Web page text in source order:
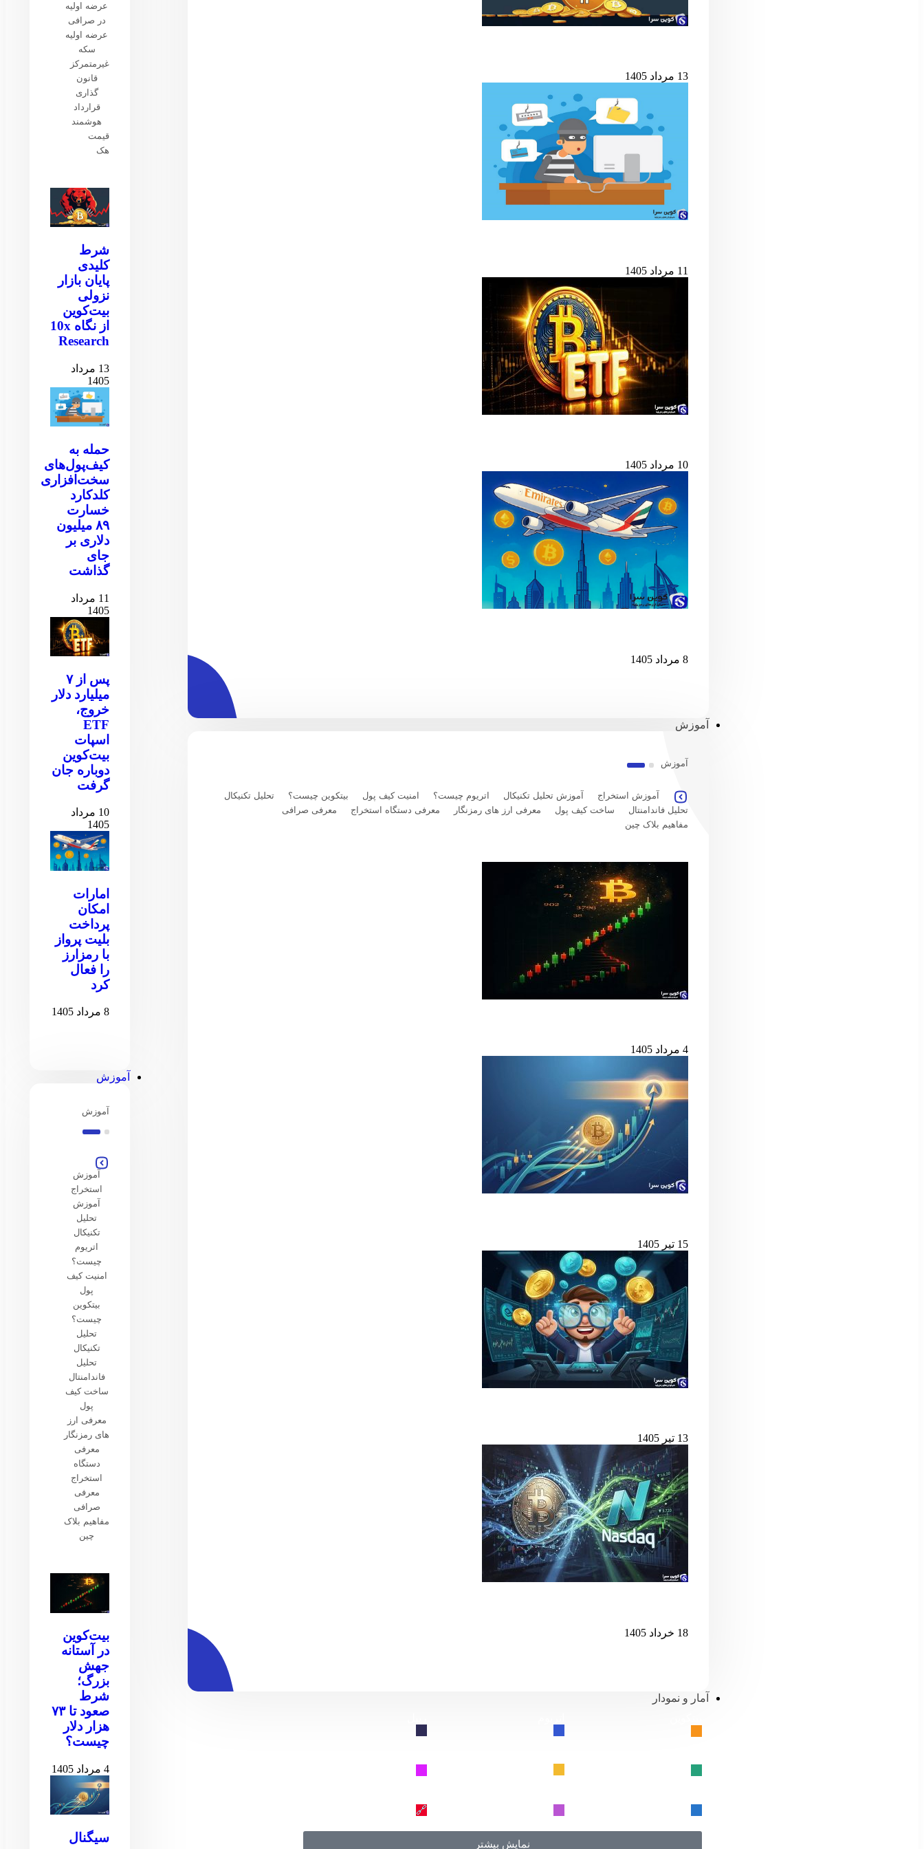
13 مرداد 1405
11 مرداد 1405
10 مرداد 1405
8 مرداد 1405
آموزش
آموزش
آموزش استخراج آموزش تحلیل تکنیکال اتریوم چیست؟ امنیت کیف پول بیتکوین چیست؟
تحلیل تکنیکال
تحلیل فاندامنتال
ساخت کیف پول معرفی ارز های رمزنگار معرفی دستگاه استخراج
معرفی صرافی
مفاهیم بلاک چین
4 مرداد 1405
15 تیر 1405
13 تیر 1405
18 خرداد 1405
آمار و نمودار
🔗
نمایش بیشتر
عرضه اولیه
در صرافی
عرضه اولیه
سکه
غیرمتمرکز
قانون
گذاری
قرارداد
هوشمند
قیمت
هک
شرط
کلیدی
پایان بازار
نزولی
بیت‌کوین
از نگاه 10x
Research
13 مرداد
1405
حمله به
کیف‌پول‌های
سخت‌افزاری
کلدکارد
خسارت
۸۹ میلیون
دلاری بر
جای
گذاشت
11 مرداد
1405
پس از ۷
میلیارد دلار
خروج،
ETF
اسپات
بیت‌کوین
دوباره جان
گرفت
10 مرداد
1405
امارات
امکان
پرداخت
بلیت پرواز
با رمزارز
را فعال
کرد
8 مرداد 1405
آموزش
آموزش
آموزش
استخراج
آموزش
تحلیل
تکنیکال
اتریوم
چیست؟
امنیت کیف
پول
بیتکوین
چیست؟
تحلیل
تکنیکال
تحلیل
فاندامنتال
ساخت کیف
پول
معرفی ارز
های رمزنگار
معرفی
دستگاه
استخراج
معرفی
صرافی
مفاهیم بلاک
چین
بیت‌کوین
در آستانه
جهش
بزرگ؛
شرط
صعود تا ۷۳
هزار دلار
چیست؟
4 مرداد 1405
سیگنال